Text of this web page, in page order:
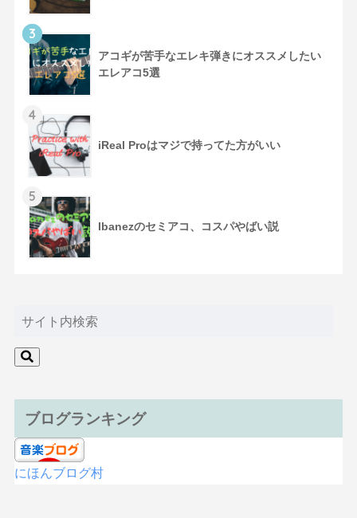
3
アコギが苦手なエレキ弾きにオススメしたい
エレアコ5選
4
iReal Proはマジで持ってた方がいい
5
Ibanezのセミアコ、コスパやばい説
ブログランキング
にほんブログ村